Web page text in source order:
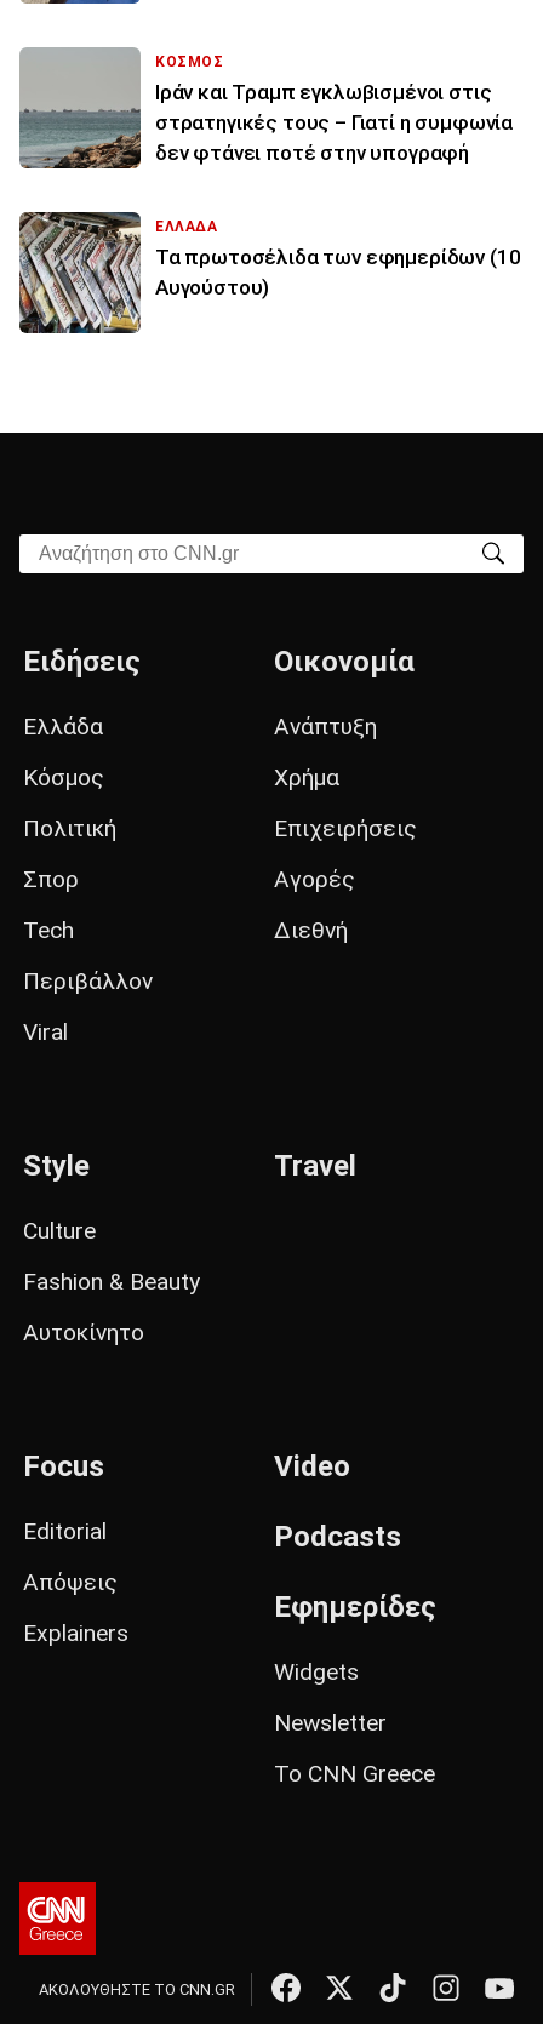
ΚΟΣΜΟΣ
Ιράν και Τραμπ εγκλωβισμένοι στις
στρατηγικές τους – Γιατί η συμφωνία
δεν φτάνει ποτέ στην υπογραφή
ΕΛΛΑΔΑ
Τα πρωτοσέλιδα των εφημερίδων (10
Αυγούστου)
Αναζήτηση στο CNN.gr
Ειδήσεις
Ελλάδα
Κόσμος
Πολιτική
Σπορ
Tech
Περιβάλλον
Viral
Οικονομία
Ανάπτυξη
Χρήμα
Επιχειρήσεις
Αγορές
Διεθνή
Style
Culture
Fashion & Beauty
Αυτοκίνητο
Travel
Focus
Editorial
Απόψεις
Explainers
Video
Podcasts
Εφημερίδες
Widgets
Newsletter
Το CNN Greece
ΑΚΟΛΟΥΘΗΣΤΕ ΤΟ CNN.GR